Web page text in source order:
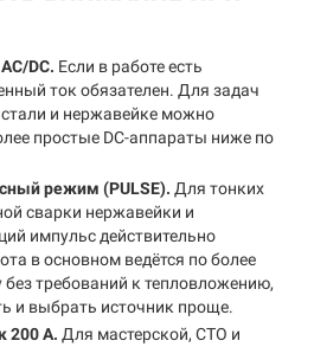
DC. Если в работе есть
ток обязателен. Для задач
и нержавейке можно
простые DC-аппараты ниже по
режим (PULSE). Для тонких
сварки нержавейки и
импульс действительно
в основном ведётся по более
без требований к тепловложению,
и выбрать источник проще.
200 А. Для мастерской, СТО и